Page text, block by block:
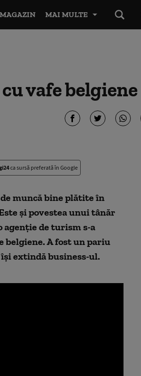
MAGAZIN MAI MULTE
vafe belgiene
ca sursă preferată în Google
muncă bine plătite în
şi povestea unui tânăr
agenţie de turism s-a
belgiene. A fost un pariu
extindă business-ul.